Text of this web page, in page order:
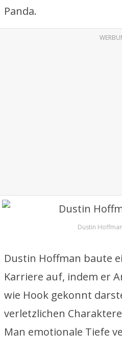
Panda.
Dustin
Dustin Hoffman baute
Karriere auf, indem er
wie Hook gekonnt
verletzlichen
Man emotionale Tiefe